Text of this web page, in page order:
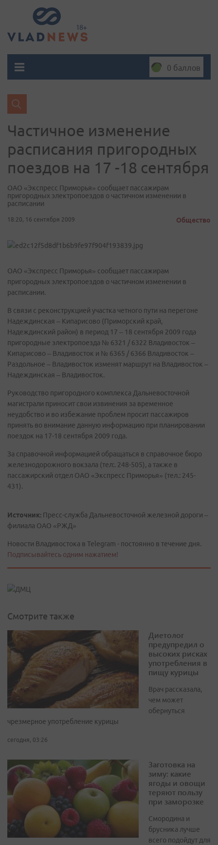
0 баллов
Частичное изменение
расписания пригородных
поездов на 17 -18 сентября
ОАО «Экспресс Приморья» сообщает пассажирам
пригородных электропоездов о частичном изменении в
расписании
18:20, 16 сентября 2009 Общество
ОАО «Экспресс Приморья» сообщает пассажирам
пригородных электропоездов о частичном изменении в
расписании.
В связи с реконструкцией участка четного пути на перегоне
Надеждинская – Кипарисово (Приморский край,
Надеждинский район) в период 17 – 18 сентября 2009 года
пригородные электропоезда № 6321 / 6322 Владивосток –
Кипарисово – Владивосток и № 6365 / 6366 Владивосток –
Раздольное – Владивосток изменят маршрут на Владивосток –
Надеждинская – Владивосток.
Руководство пригородного комплекса Дальневосточной
магистрали приносит свои извинения за временное
неудобство и во избежание проблем просит пассажиров
принять во внимание данную информацию при планировании
поездок на 17-18 сентября 2009 года.
За справочной информацией обращаться в справочное бюро
железнодорожного вокзала (тел:. 248-505), а также в
пассажирский отдел ОАО «Экспресс Приморья» (тел.: 245-
431).
Источник: Пресс-служба Дальневосточной железной дороги –
филиала ОАО «РЖД»
Новости Владивостока в Telegram - постоянно в течение дня.
Подписывайтесь одним нажатием!
Смотрите также
Диетолог
предупредил о
высоких рисках
употребления в
пищу курицы
Врач рассказала,
чем может
обернуться
чрезмерное употребление курицы
сегодня, 03:26
Заготовка на
зиму: какие
ягоды и овощи
теряют пользу
при заморозке
Смородина и
брусника лучше
всего подойдут для